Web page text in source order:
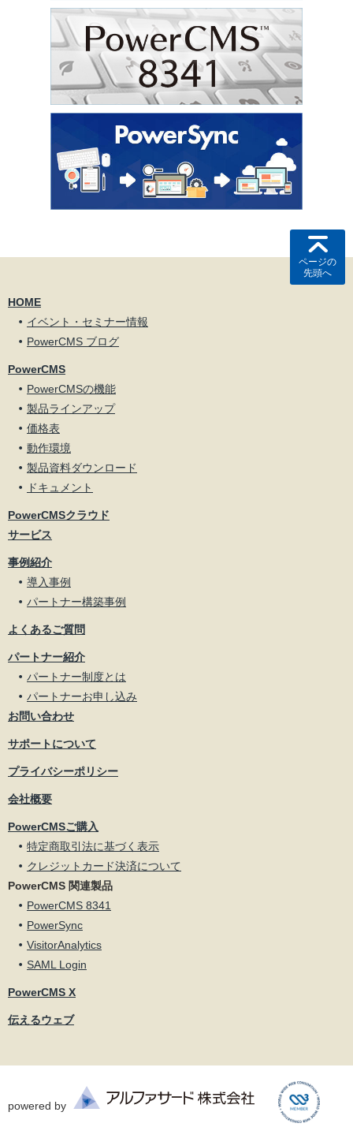
ページの
先頭へ
HOME
イベント・セミナー情報
PowerCMS ブログ
PowerCMS
PowerCMSの機能
製品ラインアップ
価格表
動作環境
製品資料ダウンロード
ドキュメント
PowerCMSクラウド
サービス
事例紹介
導入事例
パートナー構築事例
よくあるご質問
パートナー紹介
パートナー制度とは
パートナーお申し込み
お問い合わせ
サポートについて
プライバシーポリシー
会社概要
PowerCMSご購入
特定商取引法に基づく表示
クレジットカード決済について
PowerCMS 関連製品
PowerCMS 8341
PowerSync
VisitorAnalytics
SAML Login
PowerCMS X
伝えるウェブ
powered by